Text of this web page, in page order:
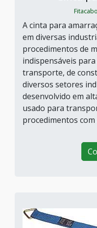
A cinta para
em diversas
procedimentos de
indispensáveis
transporte, de
diversos setores
desenvolvido em
usado para
procedimentos com